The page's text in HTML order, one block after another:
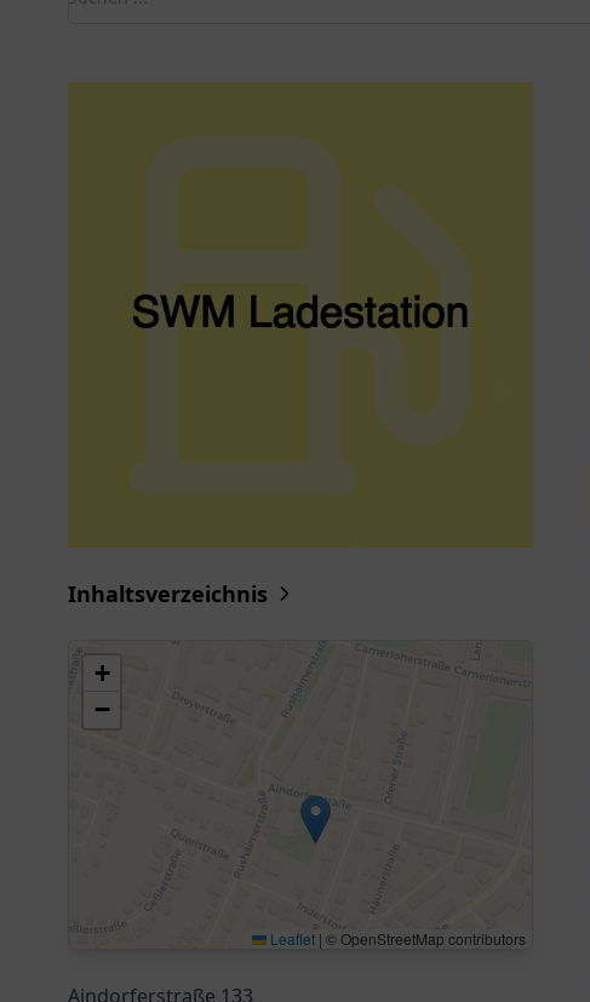
Inhaltsverzeichnis
+
−
Leaflet | © OpenStreetMap contributors
Aindorferstraße 133